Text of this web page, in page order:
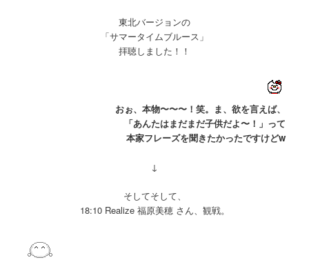
東北バージョンの
「サマータイムブルース」
拝聴しました！！
おぉ、本物〜〜〜！笑。ま、欲を言えば、
「あんたはまだまだ子供だよ〜！」って
本家フレーズを聞きたかったですけどw
↓
そしてそして、
18:10 Realize 福原美穂 さん、観戦。